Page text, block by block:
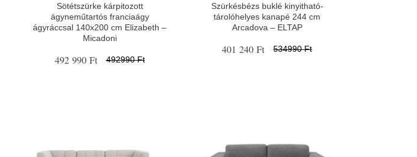
Sötétszürke kárpitozott
ágyneműtartós franciaágy
ágyráccsal 140x200 cm Elizabeth –
Micadoni
492 990 Ft 492990 Ft
Szürkésbézs buklé kinyitható-
tárolóhelyes kanapé 244 cm
Arcadova – ELTAP
401 240 Ft 534990 Ft